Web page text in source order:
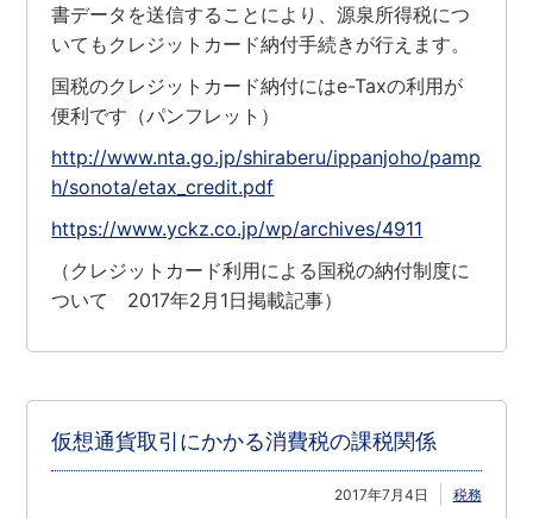
書データを送信することにより、源泉所得税につ
いてもクレジットカード納付手続きが行えます。
国税のクレジットカード納付にはe-Taxの利用が
便利です（パンフレット）
http://www.nta.go.jp/shiraberu/ippanjoho/pamp
h/sonota/etax_credit.pdf
https://www.yckz.co.jp/wp/archives/4911
（クレジットカード利用による国税の納付制度に
ついて 2017年2月1日掲載記事）
仮想通貨取引にかかる消費税の課税関係
2017年7月4日 税務